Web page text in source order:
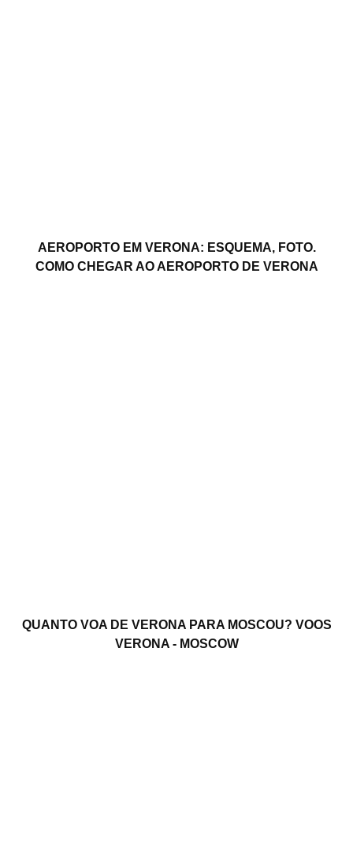
AEROPORTO EM VERONA: ESQUEMA, FOTO.
COMO CHEGAR AO AEROPORTO DE VERONA
QUANTO VOA DE VERONA PARA MOSCOU? VOOS
VERONA - MOSCOW